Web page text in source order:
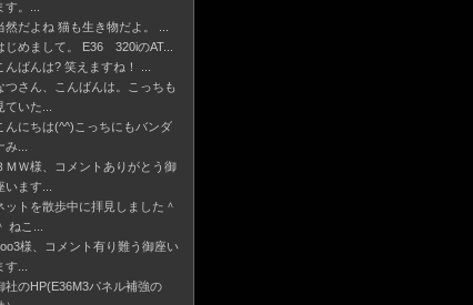
す。...
然だよね 猫も生き物だよ。 ...
じめまして。 E36 320iのAT...
んばんは? 笑えますね！ ...
つさん、こんばんは。こっちも
ていた...
んにちは(^^)こっちにもバンダ
み...
ＭＷ様、コメントありがとう御
います...
ットを散歩中に拝見しました＾
ねこ...
様、コメント有り難う御座い
す...
社のHP(E36M3パネル補強の